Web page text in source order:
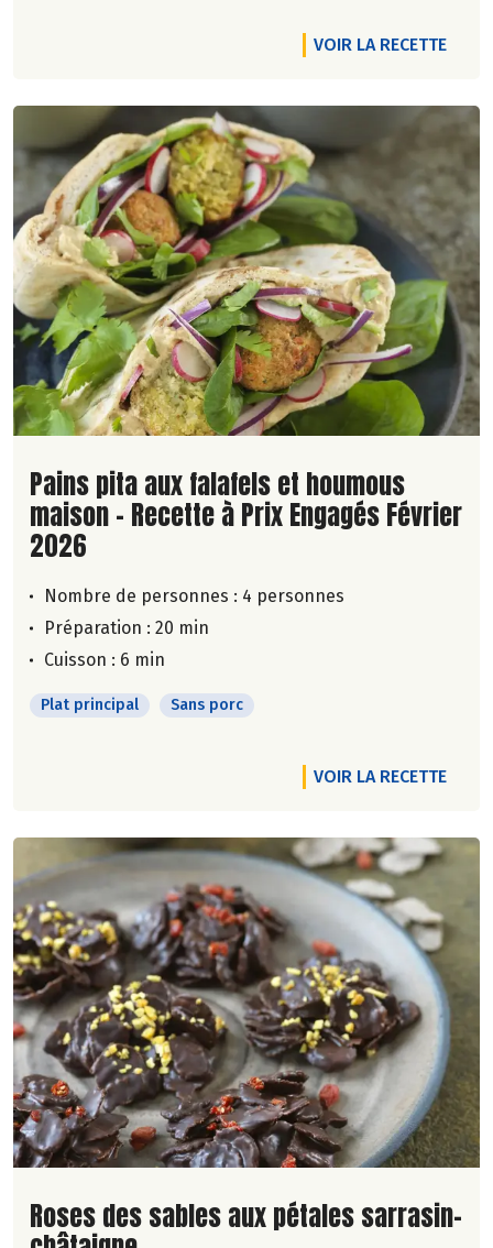
VOIR LA RECETTE
Lire la suite de la recette
Pains pita aux falafels et houmous
maison - Recette à Prix Engagés Février
2026
Nombre de personnes : 4 personnes
Préparation : 20 min
Cuisson : 6 min
Plat principal Sans porc
VOIR LA RECETTE
Lire la suite de la recette
Roses des sables aux pétales sarrasin-